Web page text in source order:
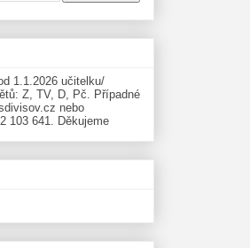
1.1.2026 učitelku/
Z, TV, D, Pč. Případné
nebo
103 641. Děkujeme